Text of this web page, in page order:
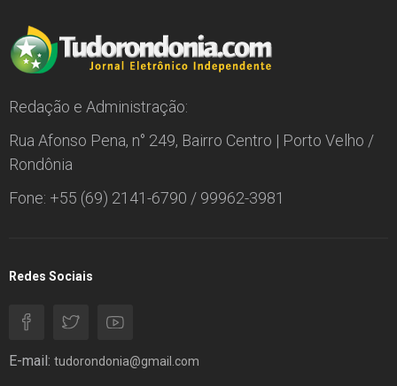
Redação e Administração:
Rua Afonso Pena, n° 249, Bairro Centro | Porto Velho /
Rondônia
Fone: +55 (69) 2141-6790 / 99962-3981
Redes Sociais
E-mail: tudorondonia@gmail.com